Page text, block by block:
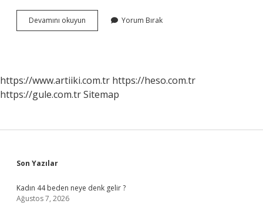
Devamını okuyun Sorumlu
Denetçi
Yorum Bırak
https://www.artiiki.com.tr https://heso.com.tr
https://gule.com.trSitemap
Sidebar
Son Yazılar
Kadın 44 beden neye denk gelir ?
Ağustos 7, 2026